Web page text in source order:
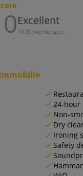
Excellent
1K Bewertungen
24-hour
Non-
Dry
Ironing
Safety